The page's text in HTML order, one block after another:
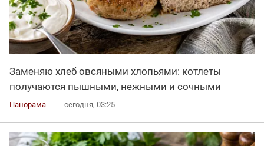
Заменяю хлеб овсяными хлопьями: котлеты
получаются пышными, нежными и сочными
Панорама сегодня, 03:25